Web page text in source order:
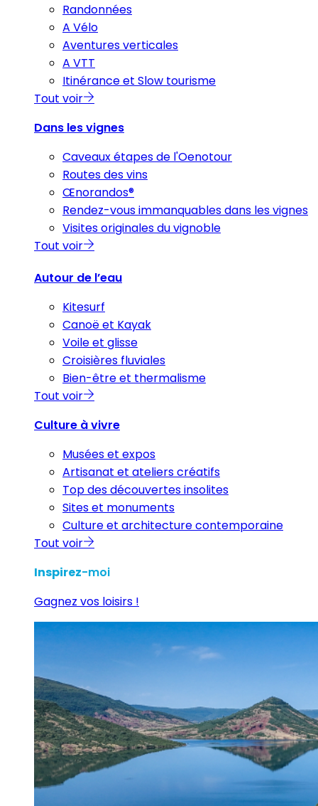
Randonnées
A Vélo
Aventures verticales
A VTT
Itinérance et Slow tourisme
Tout voir
Dans les vignes
Caveaux étapes de l'Oenotour
Routes des vins
Œnorandos®
Rendez-vous immanquables dans les vignes
Visites originales du vignoble
Tout voir
Autour de l’eau
Kitesurf
Canoë et Kayak
Voile et glisse
Croisières fluviales
Bien-être et thermalisme
Tout voir
Culture à vivre
Musées et expos
Artisanat et ateliers créatifs
Top des découvertes insolites
Sites et monuments
Culture et architecture contemporaine
Tout voir
Inspirez-moi
Gagnez vos loisirs !